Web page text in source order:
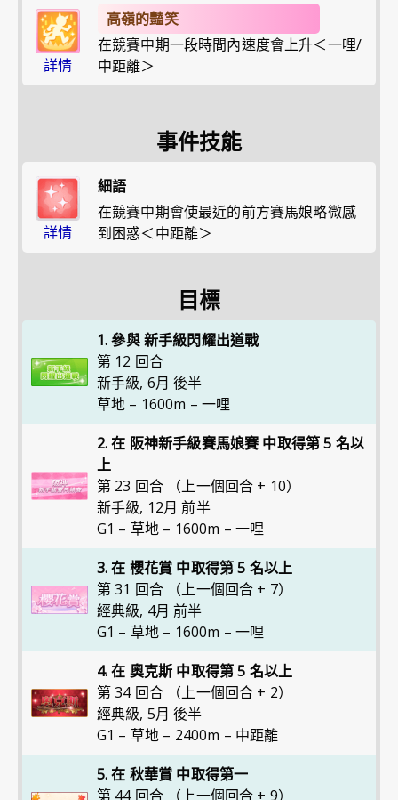
詳情
高嶺的豔笑
在競賽中期一段時間內速度會上升＜一哩/
中距離＞
事件技能
詳情
細語
在競賽中期會使最近的前方賽馬娘略微感
到困惑＜中距離＞
目標
1. 參與 新手級閃耀出道戰
第 12 回合
新手級, 6月 後半
草地 – 1600m – 一哩
2. 在 阪神新手級賽馬娘賽 中取得第 5 名以
上
第 23 回合 （上一個回合 + 10）
新手級, 12月 前半
G1 – 草地 – 1600m – 一哩
3. 在 櫻花賞 中取得第 5 名以上
第 31 回合 （上一個回合 + 7）
經典級, 4月 前半
G1 – 草地 – 1600m – 一哩
4. 在 奧克斯 中取得第 5 名以上
第 34 回合 （上一個回合 + 2）
經典級, 5月 後半
G1 – 草地 – 2400m – 中距離
5. 在 秋華賞 中取得第一
第 44 回合 （上一個回合 + 9）